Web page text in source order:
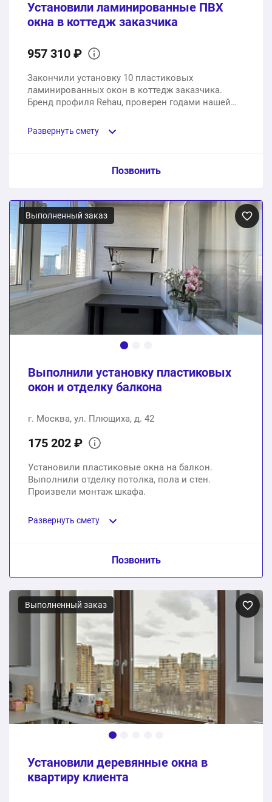
Установили ламинированные ПВХ
окна в коттедж заказчика
957 310 ₽
Закончили установку 10 пластиковых
ламинированных окон в коттедж заказчика.
Бренд профиля Rehau, проверен годами нашей
Развернуть смету
Пункт сметы / Ед. изм. / Цена
Ламинированные ПВХ окна с установкой под ключ
10 шт.
Общая стоимость: 957310 ₽
Позвонить
Выполненный заказ
Выполнили установку пластиковых
окон и отделку балкона
г. Москва, ул. Плющиха, д. 42
175 202 ₽
Установили пластиковые окна на балкон.
Выполнили отделку потолка, пола и стен.
Произвели монтаж шкафа.
Развернуть смету
Пункт сметы / Ед. изм. / Цена
Пластиковые окна на балкон
1 шт.
Отделка потолка, пола и стен + монтаж шкафа
92002 ₽
Общая стоимость: 175202 ₽
Позвонить
Выполненный заказ
Установили деревянные окна в
квартиру клиента